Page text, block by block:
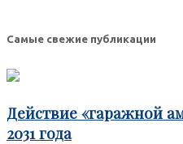
Самые свежие публикации
Действие «гаражной
2031 года